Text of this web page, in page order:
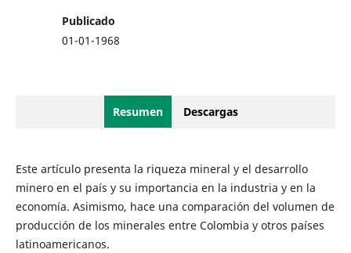
Publicado
01-01-1968
Resumen Descargas
Este artículo presenta la riqueza mineral y el desarrollo
minero en el país y su importancia en la industria y en la
economía. Asimismo, hace una comparación del volumen de
producción de los minerales entre Colombia y otros países
latinoamericanos.